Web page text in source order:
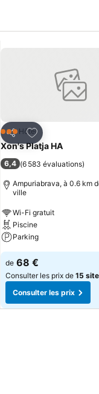
Partager
Ajouter à mes
3 ÉtoilesHôtel
Xon's Platja HA
6,4 (6 583 évaluations)
Ampuriabrava, à 0.6 km
ville
Wi-Fi gratuit
Piscine
Parking
de 68 €
Consulter les prix de 15
Consulter les prix